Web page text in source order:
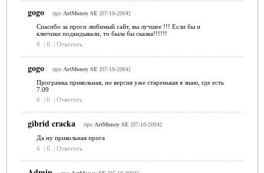
gogo про ArtMoney SE [07-10-2004]
Спасибо за проги любимый сайт, вы лучшее !!! Если бы и
ключики подкидывали, то была бы сказка!!!!!!
6
| 6 | Ответить
gogo про ArtMoney SE [07-10-2004]
Програмка прикольная, но версия уже старенькая я знаю, где есть
7.09
6
| 6 | Ответить
gibrid cracka про ArtMoney SE [07-10-2004]
Да ну прикольная прога
6
| 6 | Ответить